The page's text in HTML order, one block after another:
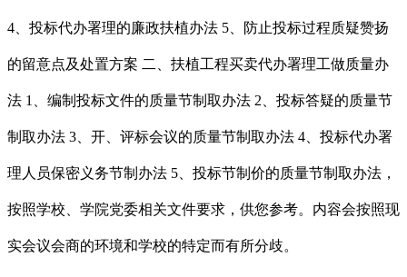
4、投标代办署理的廉政扶植办法 5、防止投标过程质疑赞扬
的留意点及处置方案 二、扶植工程买卖代办署理工做质量办
法 1、编制投标文件的质量节制取办法 2、投标答疑的质量节
制取办法 3、开、评标会议的质量节制取办法 4、投标代办署
理人员保密义务节制办法 5、投标节制价的质量节制取办法，
按照学校、学院党委相关文件要求，供您参考。内容会按照现
实会议会商的环境和学校的特定而有所分歧。